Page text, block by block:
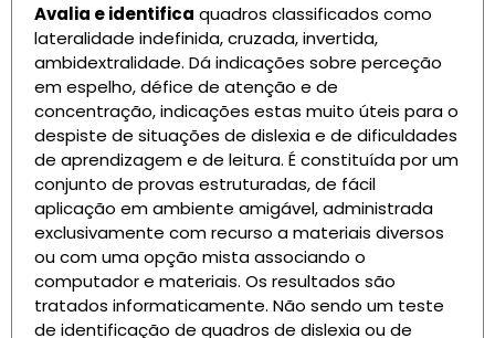
Avalia e identifica quadros classificados como
lateralidade indefinida, cruzada, invertida,
ambidextralidade. Dá indicações sobre perceção
em espelho, défice de atenção e de
concentração, indicações estas muito úteis para o
despiste de situações de dislexia e de dificuldades
de aprendizagem e de leitura. É constituída por um
conjunto de provas estruturadas, de fácil
aplicação em ambiente amigável, administrada
exclusivamente com recurso a materiais diversos
ou com uma opção mista associando o
computador e materiais. Os resultados são
tratados informaticamente. Não sendo um teste
de identificação de quadros de dislexia ou de